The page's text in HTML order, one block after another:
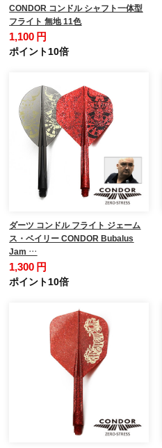
CONDOR コンドル シャフト一体型
フライト 無地 11色
1,100 円
ポイント10倍
ダーツ コンドル フライト ジェーム
ス・ベイリー CONDOR Bubalus
Jam …
1,300 円
ポイント10倍